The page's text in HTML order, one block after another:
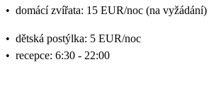
• domácí zvířata: 15 EUR/noc (na vyžádání)
• dětská postýlka: 5 EUR/noc
• recepce: 6:30 - 22:00